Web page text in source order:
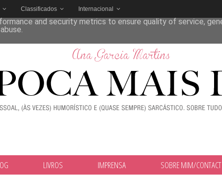
Classificados Internacional
LIVROS IMPRENSA SOBRE MIM/
its services and to analyze traffic. Your IP address and
and security metrics to ensure quality of service,